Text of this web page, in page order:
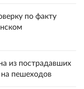
по факту
из пострадавших
на пешеходов